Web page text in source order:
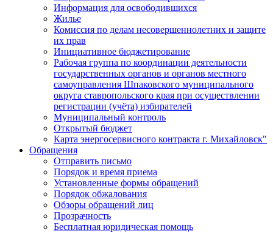
Информация для освободившихся
Жилье
Комиссия по делам несовершеннолетних и защите
их прав
Инициативное бюджетирование
Рабочая группа по координации деятельности
государственных органов и органов местного
самоуправления Шпаковского муниципального
округа ставропольского края при осуществлении
регистрации (учёта) избирателей
Муниципальный контроль
Открытый бюджет
Карта энергосервисного контракта г. Михайловск"
Обращения
Отправить письмо
Порядок и время приема
Установленные формы обращений
Порядок обжалования
Обзоры обращений лиц
Прозрачность
Бесплатная юридическая помощь